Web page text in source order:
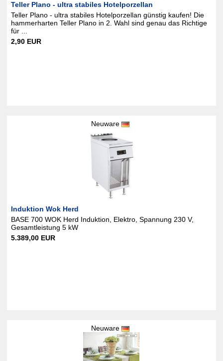
Teller Plano - ultra stabiles Hotelporzellan
Teller Plano - ultra stabiles Hotelporzellan günstig kaufen! Die
hammerharten Teller Plano in 2. Wahl sind genau das Richtige
für ...
2,90 EUR
Neuware
Induktion Wok Herd
BASE 700 WOK Herd Induktion, Elektro, Spannung 230 V,
Gesamtleistung 5 kW
5.389,00 EUR
Neuware